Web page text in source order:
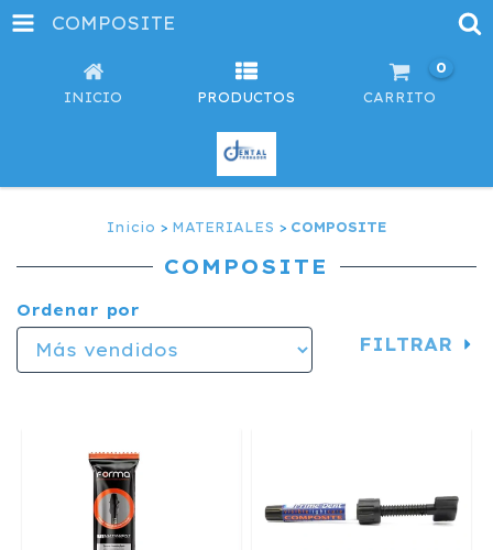
COMPOSITE
INICIO PRODUCTOS CARRITO
0
Inicio > MATERIALES > COMPOSITE
COMPOSITE
Ordenar por
FILTRAR